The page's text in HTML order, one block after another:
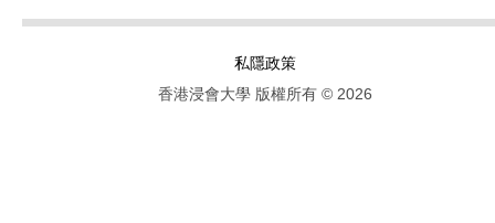
私隱政策
香港浸會大學 版權所有 © 2026